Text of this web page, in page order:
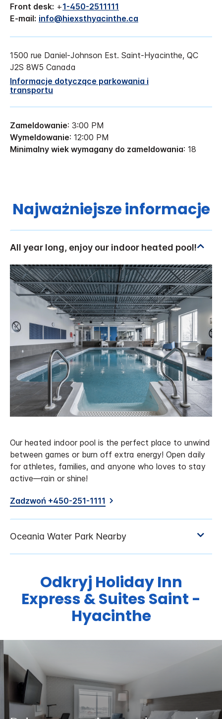
Front desk: +1-450-2511111
E-mail: info@hiexsthyacinthe.ca
1500 rue Daniel-Johnson Est. Saint-Hyacinthe, QC
J2S 8W5 Canada
Informacje dotyczące parkowania i
transportu
Zameldowanie: 3:00 PM
Wymeldowanie: 12:00 PM
Minimalny wiek wymagany do zameldowania: 18
Najważniejsze informacje
Our heated indoor pool is the perfect place to unwind
between games or burn off extra energy! Open daily
for athletes, families, and anyone who loves to stay
active—rain or shine!
Zadzwoń +450-251-1111
Odkryj Holiday Inn
Express & SuitesSaint -
Hyacinthe